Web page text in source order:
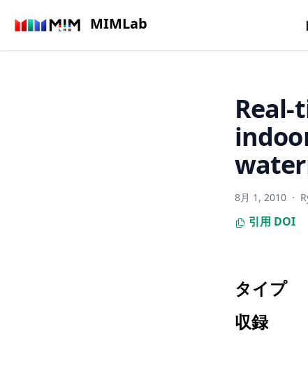
MIMLab
8月 1, 2010 ·
引用 DOI
タイプ
収録